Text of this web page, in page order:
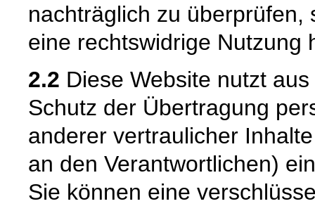
nachträglich zu überprüfen,
eine rechtswidrige Nutzung
2.2 Diese Website nutzt
Schutz der Übertragung
anderer vertraulicher
an den Verantwortlichen)
Sie können eine